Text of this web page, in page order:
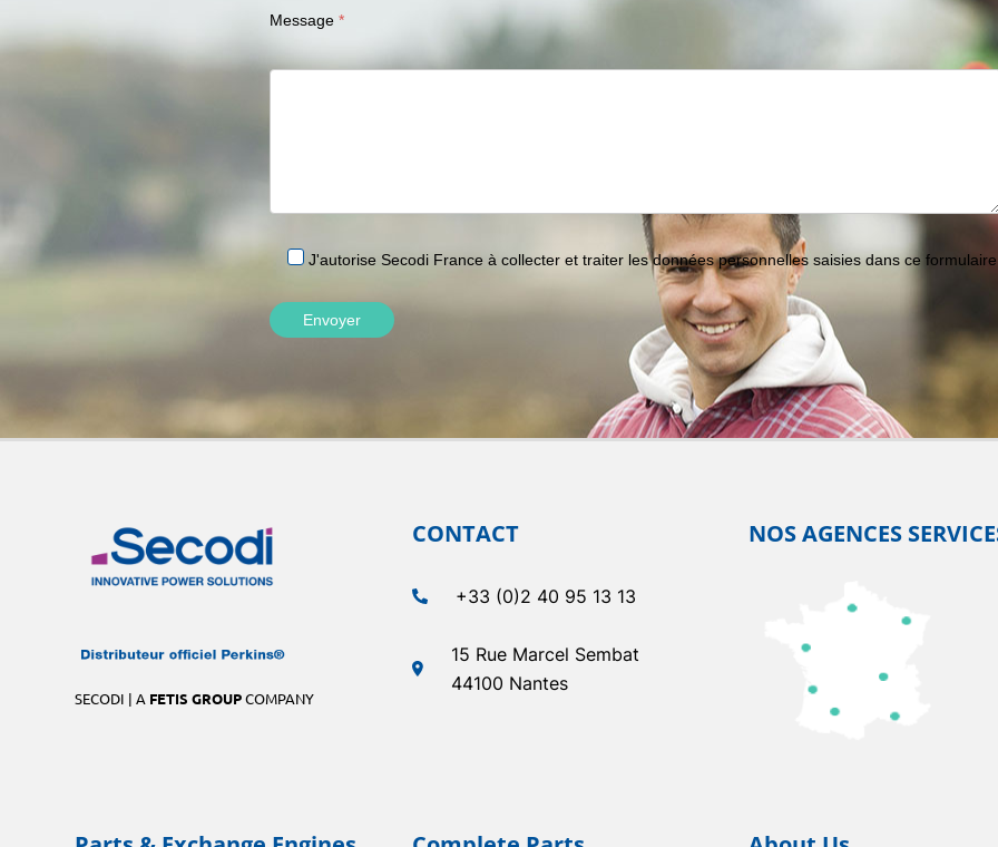
Message
J'autorise Secodi France à collecter et traiter les données personnelles saisies dans ce
SECODI | A FETIS GROUPCOMPANY
CONTACT
+33 (0)2 40 95 13 13
15 Rue Marcel Sembat
44100 Nantes
NOS AGENCES